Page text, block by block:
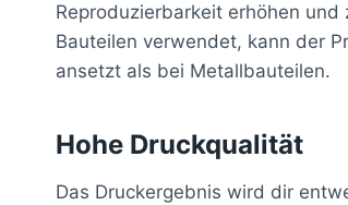
Reproduzierbarkeit erhöhen
Bauteilen verwendet, kann der
ansetzt als bei Metallbauteilen.
Hohe Druckqualität
Das Druckergebnis wird dir